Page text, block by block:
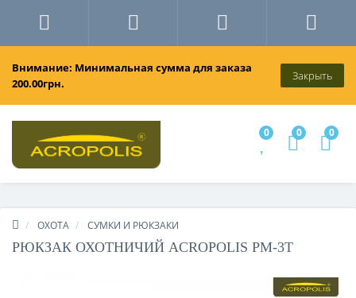
Внимание: Минимальная сумма для заказа
200.00грн.
Закрыть
0 0 0
ОХОТА СУМКИ И РЮКЗАКИ
РЮКЗАК ОХОТНИЧИЙ ACROPOLIS РМ-3Т